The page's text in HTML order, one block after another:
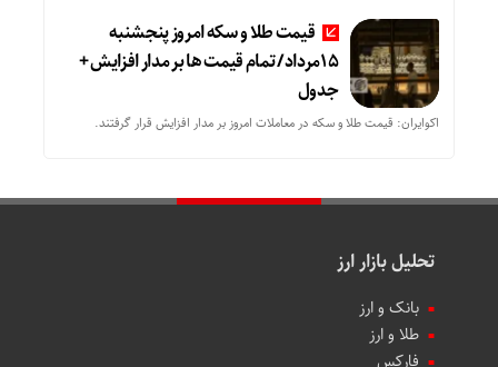
قیمت طلا و سکه امروز پنجشنبه
15مرداد/ تمام قیمت ها بر مدار افزایش +
جدول
اکوایران: قیمت طلا و سکه در معاملات امروز بر مدار افزایش قرار گرفتند.
تحلیل بازار ارز
بانک و ارز
طلا و ارز
فارکس